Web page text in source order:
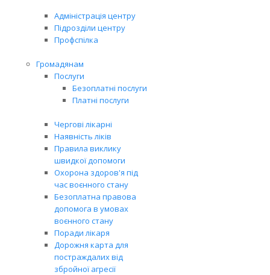
Адміністрація центру
Підрозділи центру
Профспілка
Громадянам
Послуги
Безоплатні послуги
Платні послуги
Чергові лікарні
Наявність ліків
Правила виклику
швидкої допомоги
Охорона здоров'я під
час воєнного стану
Безоплатна правова
допомога в умовах
воєнного стану
Поради лікаря
Дорожня карта для
постраждалих від
збройної агресії